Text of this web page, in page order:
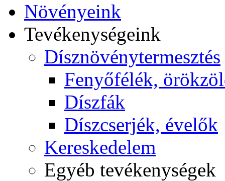
Növényeink
Tevékenységeink
Dísznövénytermesztés
Fenyőfélék,
Díszfák
Díszcserjék, évelők
Kereskedelem
Egyéb tevékenységek